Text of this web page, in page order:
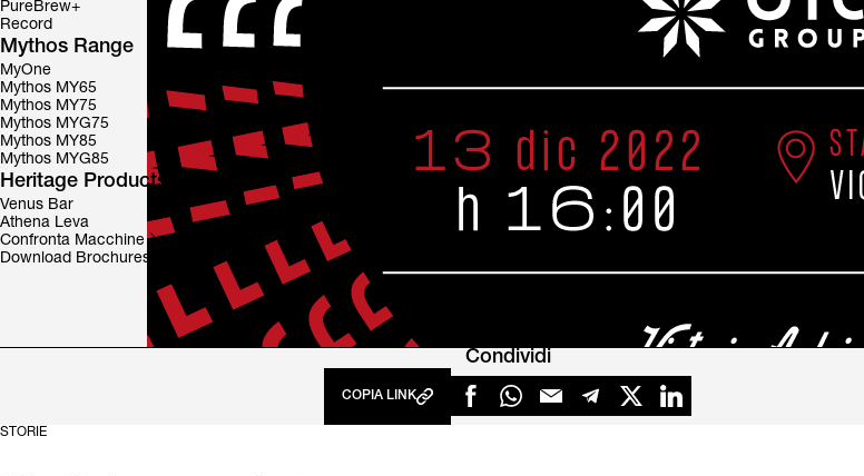
PureBrew+
Record
Mythos Range
MyOne
Mythos MY65
Mythos MY75
Mythos MYG75
Mythos MY85
Mythos MYG85
Heritage Products
Venus Bar
Athena Leva
Confronta Macchine
Download Brochures
Condividi
COPIA LINK
STORIE